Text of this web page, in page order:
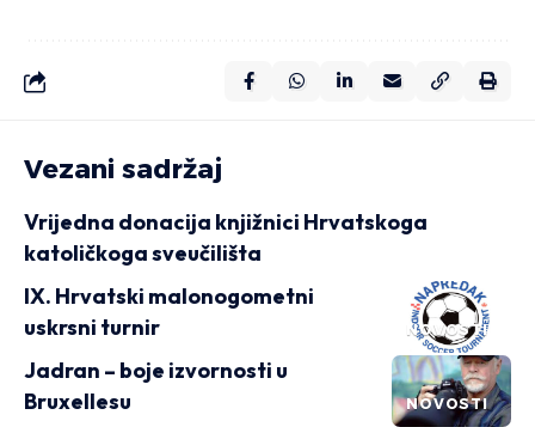
Vezani sadržaj
Vrijedna donacija knjižnici Hrvatskoga
katoličkoga sveučilišta
NOVOSTI
IX. Hrvatski malonogometni
uskrsni turnir
NOVOSTI
Jadran – boje izvornosti u
Bruxellesu